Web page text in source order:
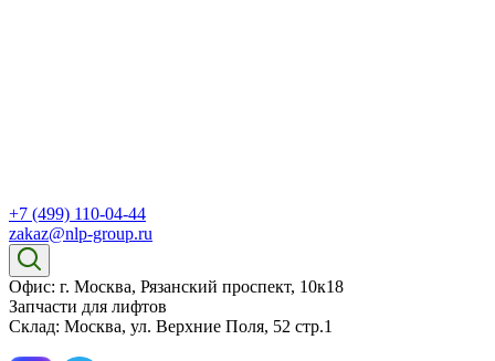
+7 (499) 110-04-44
zakaz@nlp-group.ru
Офис: г. Москва, Рязанский проспект, 10к18
Запчасти для лифтов
Склад: Москва, ул. Верхние Поля, 52 стр.1